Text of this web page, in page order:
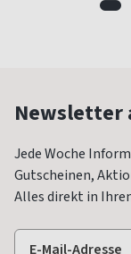
Newsletter
Jede Woche
Gutscheinen,
Alles direkt in